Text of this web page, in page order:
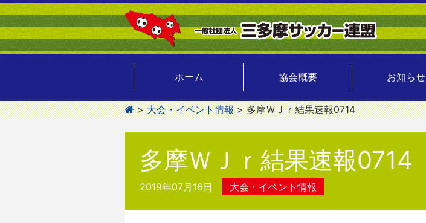
ホーム 協会概要 お知らせ
>大会・イベント情報>多摩ＷＪｒ結果速報0714
多摩ＷＪｒ結果速報0714
2019年07月16日 大会・イベント情報